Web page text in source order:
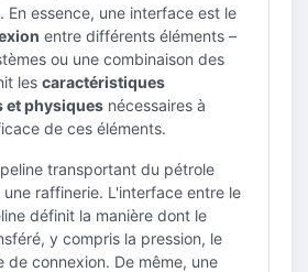
En essence, une interface est le
entre différents éléments –
ou une combinaison des
les caractéristiques
et physiques nécessaires à
de ces éléments.
transportant du pétrole
raffinerie. L'interface entre le
définit la manière dont le
y compris la pression, le
connexion. De même, une